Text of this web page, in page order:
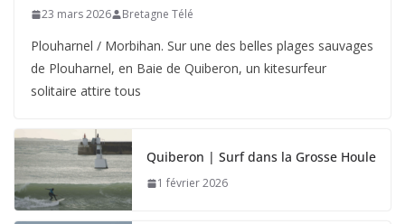
23 mars 2026 Bretagne Télé
Plouharnel / Morbihan. Sur une des belles plages sauvages
de Plouharnel, en Baie de Quiberon, un kitesurfeur
solitaire attire tous
Quiberon | Surf dans la Grosse Houle
1 février 2026